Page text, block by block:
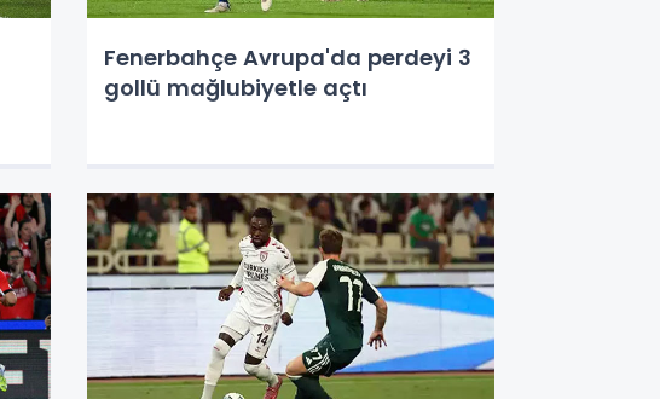
Fenerbahçe Avrupa'da perdeyi 3
gollü mağlubiyetle açtı